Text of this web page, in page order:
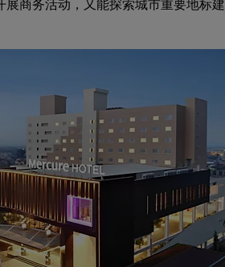
商务活动，又能探索城市重要地标